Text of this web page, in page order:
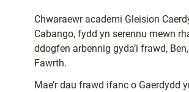
Chwaraewr academi Gleision
Cabango, fydd yn serennu mewn
ddogfen arbennig gyda’i frawd,
Fawrth.
Mae’r dau frawd ifanc o Gaerdydd